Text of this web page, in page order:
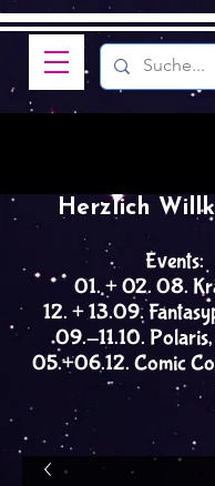
Events:
01. + 02. 08.
12. + 13.09.
09.-11.10.
05.+06.12. Comic
Herzlich